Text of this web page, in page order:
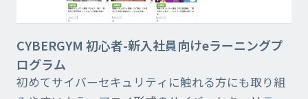
CYBERGYM 初心者-新入社員向けeラーニングプ
ログラム
初めてサイバーセキュリティに触れる方にも取り組